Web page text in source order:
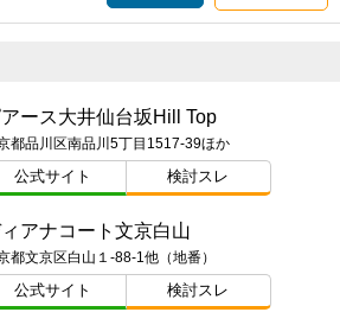
アース大井仙台坂Hill Top
都品川区南品川5丁目1517-39ほか
公式サイト 検討スレ
アナコート文京白山
都文京区白山１-88-1他（地番）
公式サイト 検討スレ